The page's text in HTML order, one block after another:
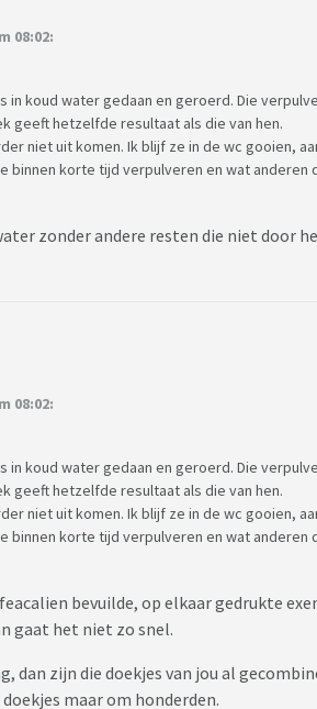
08:02:
in koud water gedaan en geroerd. Die
geeft hetzelfde resultaat als die van hen.
niet uit komen. Ik blijf ze in de wc gooien,
binnen korte tijd verpulveren en wat anderen
zonder andere resten die niet door
08:02:
in koud water gedaan en geroerd. Die
geeft hetzelfde resultaat als die van hen.
niet uit komen. Ik blijf ze in de wc gooien,
binnen korte tijd verpulveren en wat anderen
bevuilde, op elkaar gedrukte
gaat het niet zo snel.
dan zijn die doekjes van jou al
maar om honderden.